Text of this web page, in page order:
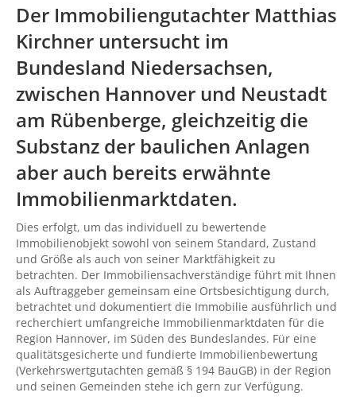
Der Immobiliengutachter Matthias
Kirchner untersucht im
Bundesland Niedersachsen,
zwischen Hannover und Neustadt
am Rübenberge, gleichzeitig die
Substanz der baulichen Anlagen
aber auch bereits erwähnte
Immobilienmarktdaten.
Dies erfolgt, um das individuell zu bewertende
Immobilienobjekt sowohl von seinem Standard, Zustand
und Größe als auch von seiner Marktfähigkeit zu
betrachten. Der Immobiliensachverständige führt mit Ihnen
als Auftraggeber gemeinsam eine Ortsbesichtigung durch,
betrachtet und dokumentiert die Immobilie ausführlich und
recherchiert umfangreiche Immobilienmarktdaten für die
Region Hannover, im Süden des Bundeslandes. Für eine
qualitätsgesicherte und fundierte Immobilienbewertung
(Verkehrswertgutachten gemäß § 194 BauGB) in der Region
und seinen Gemeinden stehe ich gern zur Verfügung.